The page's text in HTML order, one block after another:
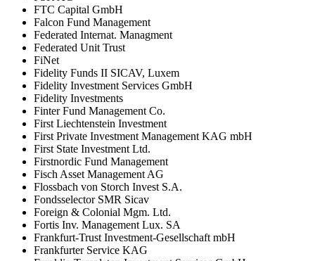
FTC Capital GmbH
Falcon Fund Management
Federated Internat. Managment
Federated Unit Trust
FiNet
Fidelity Funds II SICAV, Luxem
Fidelity Investment Services GmbH
Fidelity Investments
Finter Fund Management Co.
First Liechtenstein Investment
First Private Investment Management KAG mbH
First State Investment Ltd.
Firstnordic Fund Management
Fisch Asset Management AG
Flossbach von Storch Invest S.A.
Fondsselector SMR Sicav
Foreign & Colonial Mgm. Ltd.
Fortis Inv. Management Lux. SA
Frankfurt-Trust Investment-Gesellschaft mbH
Frankfurter Service KAG